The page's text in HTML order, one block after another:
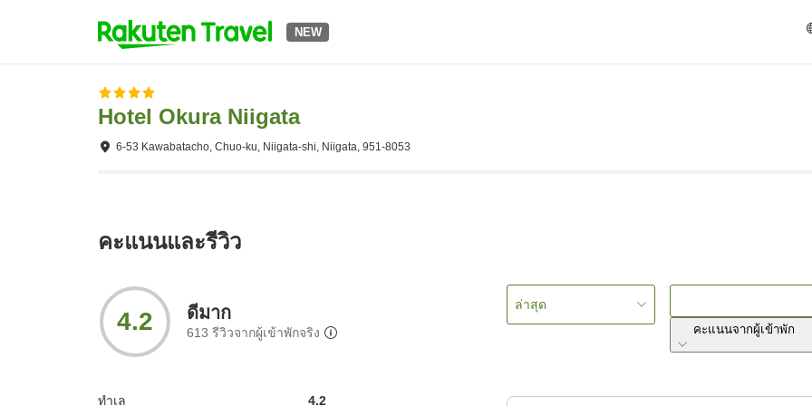
NEW
Hotel Okura Niigata
6-53 Kawabatacho, Chuo-ku, Niigata-shi, Niigata, 951-8053
คะแนนและรีวิว
4.2 ดีมาก
613 รีวิวจากผู้เข้าพักจริง
ทำเล 4.2
ล่าสุด
คะแนนจากผู้เข้าพัก